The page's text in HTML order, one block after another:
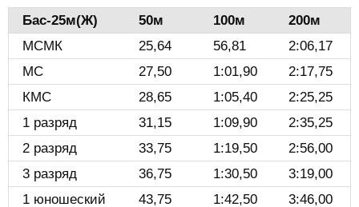
Бас-25м(Ж)️ 50м 100м
200м
МСМК
25,64 56,81
2:06,17
МС
27,50 1:01,90
2:17,75
КМС
28,65 1:05,40
2:25,25
1 разряд
31,15 1:09,90
2:35,25
2 разряд
33,75 1:19,50
2:56,00
3 разряд
36,75 1:30,50
3:19,00
1 юношеский
43,75 1:42,50
3:46,00